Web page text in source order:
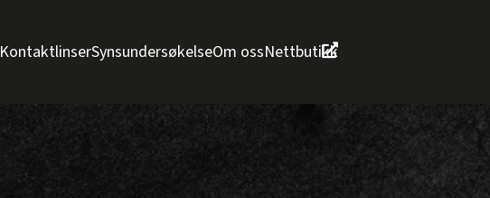
KontaktlinserSynsundersøkelseOm ossNettbutikk